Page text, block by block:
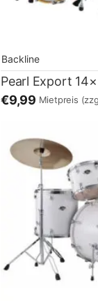
Backline
€9,99 Mietpreis